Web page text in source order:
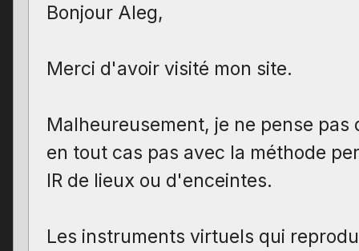
Bonjour Aleg,
Merci d'avoir visité mon site.
Malheureusement, je ne pense pas
en tout cas pas avec la méthode
IR de lieux ou d'enceintes.
Les instruments virtuels qui